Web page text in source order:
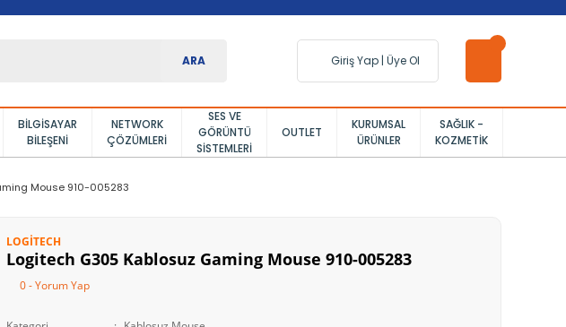
ARA Giriş Yap | Üye Ol
BILGISAYAR
BILEŞENI
NETWORK
ÇÖZÜMLERI
SES VE
GÖRÜNTÜ
SISTEMLERI
OUTLET
KURUMSAL
ÜRÜNLER
SAĞLIK -
KOZMETIK
Mouse 910-005283
LOGITECH
Logitech G305 Kablosuz Gaming Mouse 910-005283
0 - Yorum Yap